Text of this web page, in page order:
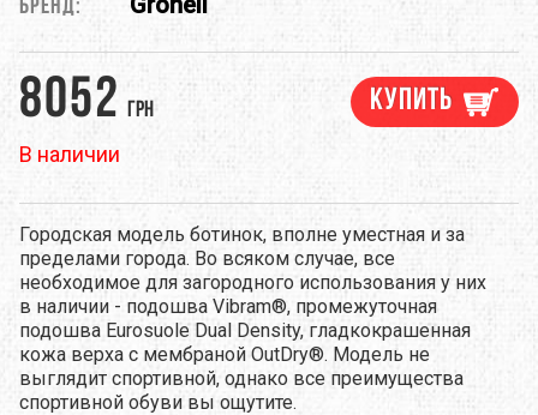
Бренд:
8052 грн
В наличии
Купить
Городская модель ботинок, вполне уместная и за
пределами города. Во всяком случае, все
необходимое для загородного использования у них
в наличии - подошва Vibram®, промежуточная
подошва Eurosuole Dual Density, гладкокрашенная
кожа верха с мембраной OutDry®. Модель не
выглядит спортивной, однако все преимущества
спортивной обуви вы ощутите.